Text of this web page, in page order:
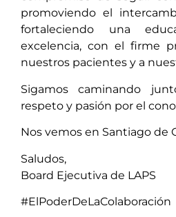
promoviendo el
fortaleciendo una
excelencia, con el firme
nuestros pacientes y a
Sigamos caminando
respeto y pasión por el
Nos vemos en Santiago de
Saludos,
Board Ejecutiva de LAPS
#ElPoderDeLaColaboración